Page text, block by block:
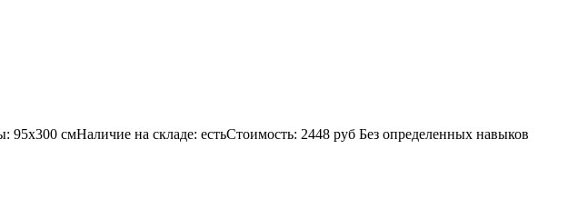
смНаличие на складе: естьСтоимость: 2448 руб Без определенных навыков